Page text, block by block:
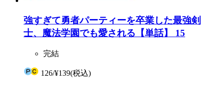
強すぎて勇者パーティーを卒業した最強剣
士、魔法学園でも愛される【単話】 15
完結
126/¥139(税込)